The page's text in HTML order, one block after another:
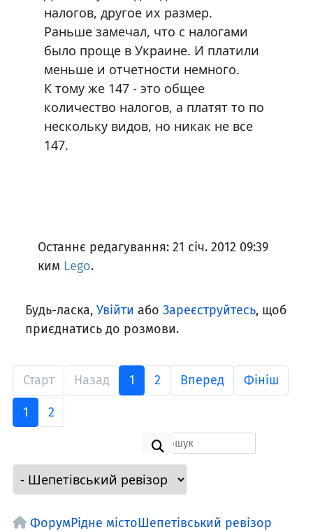
налогов, другое их размер.
Раньше замечал, что с налогами
было проще в Украине. И платили
меньше и отчетности немного.
К тому же 147 - это общее
количество налогов, а платят то по
нескольку видов, но никак не все
147.
Останнє редагування: 21 січ. 2012 09:39
ким Lego.
Будь-ласка, Увійти або Зареєструйтесь, щоб
приєднатись до розмови.
Старт Назад 1 2 Вперед Фініш
1 2
ФорумРідне містоШепетівський ревізор